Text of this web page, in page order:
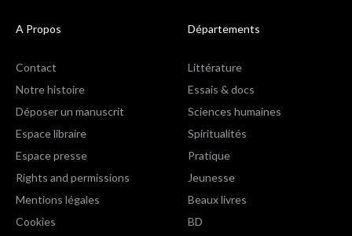
A Propos
Contact
Notre histoire
Déposer un manuscrit
Espace libraire
Espace presse
Rights and permissions
Mentions légales
Cookies
Départements
Littérature
Essais & docs
Sciences humaines
Spiritualités
Pratique
Jeunesse
Beaux livres
BD